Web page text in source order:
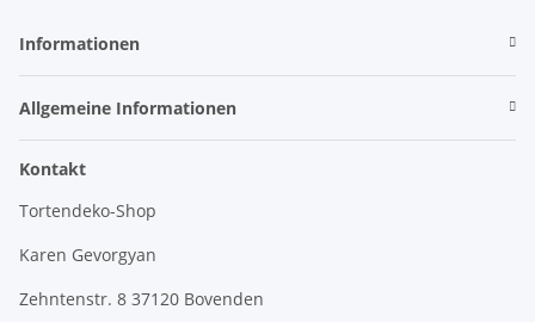
Informationen
Allgemeine Informationen
Kontakt
Tortendeko-Shop
Karen Gevorgyan
Zehntenstr. 8 37120 Bovenden